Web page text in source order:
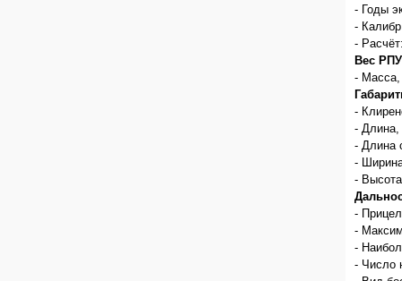
- Годы
-
-
Вес
- Масса,
-
-
- Длина
-
-
-
-
-
- Число